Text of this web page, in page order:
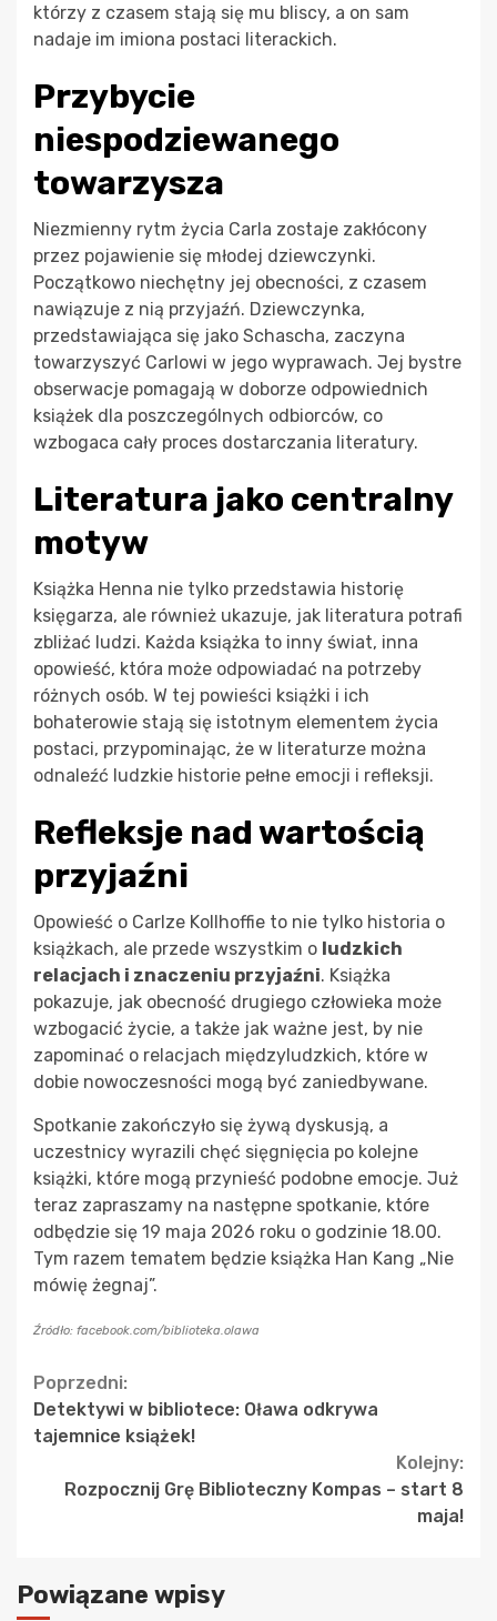
którzy z czasem stają się mu bliscy, a on sam
nadaje im imiona postaci literackich.
Przybycie
niespodziewanego
towarzysza
Niezmienny rytm życia Carla zostaje zakłócony
przez pojawienie się młodej dziewczynki.
Początkowo niechętny jej obecności, z czasem
nawiązuje z nią przyjaźń. Dziewczynka,
przedstawiająca się jako Schascha, zaczyna
towarzyszyć Carlowi w jego wyprawach. Jej bystre
obserwacje pomagają w doborze odpowiednich
książek dla poszczególnych odbiorców, co
wzbogaca cały proces dostarczania literatury.
Literatura jako centralny
motyw
Książka Henna nie tylko przedstawia historię
księgarza, ale również ukazuje, jak literatura potrafi
zbliżać ludzi. Każda książka to inny świat, inna
opowieść, która może odpowiadać na potrzeby
różnych osób. W tej powieści książki i ich
bohaterowie stają się istotnym elementem życia
postaci, przypominając, że w literaturze można
odnaleźć ludzkie historie pełne emocji i refleksji.
Refleksje nad wartością
przyjaźni
Opowieść o Carlze Kollhoffie to nie tylko historia o
książkach, ale przede wszystkim o ludzkich
relacjach i znaczeniu przyjaźni. Książka
pokazuje, jak obecność drugiego człowieka może
wzbogacić życie, a także jak ważne jest, by nie
zapominać o relacjach międzyludzkich, które w
dobie nowoczesności mogą być zaniedbywane.
Spotkanie zakończyło się żywą dyskusją, a
uczestnicy wyrazili chęć sięgnięcia po kolejne
książki, które mogą przynieść podobne emocje. Już
teraz zapraszamy na następne spotkanie, które
odbędzie się 19 maja 2026 roku o godzinie 18.00.
Tym razem tematem będzie książka Han Kang „Nie
mówię żegnaj”.
Źródło: facebook.com/biblioteka.olawa
Continue
Reading
Poprzedni:
Detektywi w bibliotece: Oława odkrywa
tajemnice książek!
Kolejny:
Rozpocznij Grę Biblioteczny Kompas – start 8
maja!
Powiązane wpisy